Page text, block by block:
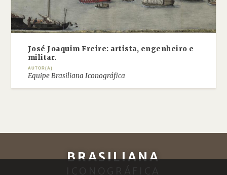
José Joaquim Freire: artista, engenheiro e
militar.
AUTOR(A)
Equipe Brasiliana Iconográfica
BRASILIANA
ICONOGRÁFICA